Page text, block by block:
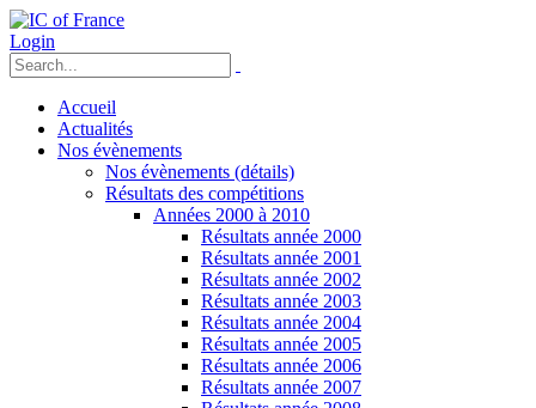
Login
Accueil
Actualités
Nos évènements
Nos évènements (détails)
Résultats des compétitions
Années 2000 à 2010
Résultats année 2000
Résultats année 2001
Résultats année 2002
Résultats année 2003
Résultats année 2004
Résultats année 2005
Résultats année 2006
Résultats année 2007